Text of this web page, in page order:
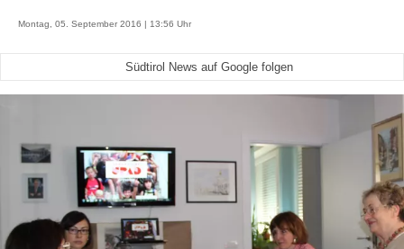
Montag, 05. September 2016 | 13:56 Uhr
Südtirol News auf Google folgen